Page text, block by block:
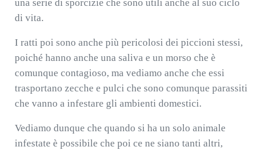
una serie di sporcizie che sono utili anche al suo ciclo
di vita.
I ratti poi sono anche più pericolosi dei piccioni stessi,
poiché hanno anche una saliva e un morso che è
comunque contagioso, ma vediamo anche che essi
trasportano zecche e pulci che sono comunque parassiti
che vanno a infestare gli ambienti domestici.
Vediamo dunque che quando si ha un solo animale
infestate è possibile che poi ce ne siano tanti altri,